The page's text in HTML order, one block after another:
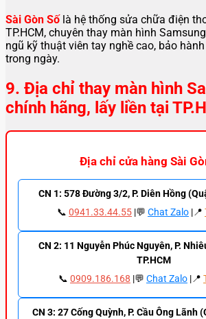
Sài Gòn Sốlà hệ thống sửa chữa điện
TP.HCM, chuyên thay màn hình
ngũ kỹ thuật viên tay nghề cao, bảo
trong ngày.
9. Địa chỉ thay màn hình
chính hãng, lấy liền tại
Địa chỉ cửa hàng Sài
CN 1: 578 Đường 3/2, P. Diên Hồng
📞 0941.33.44.55 |💬 Chat Zalo |📍
CN 2: 11 Nguyễn Phúc Nguyên, P.
TP.HCM
📞 0909.186.168 |💬 Chat Zalo |📍
CN 3: 27 Cống Quỳnh, P. Cầu Ông Lãnh